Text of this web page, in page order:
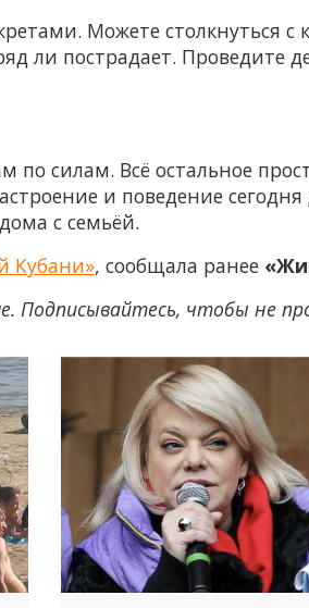
Можете столкнуться с
ли пострадает. Проведите
по силам. Всё остальное
и поведение
с семьёй.
Кубани», сообщала ранее
Подписывайтесь, чтобы не